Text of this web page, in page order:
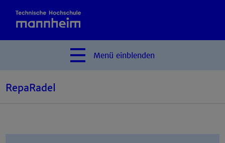
Menü einblenden
RepaRadel